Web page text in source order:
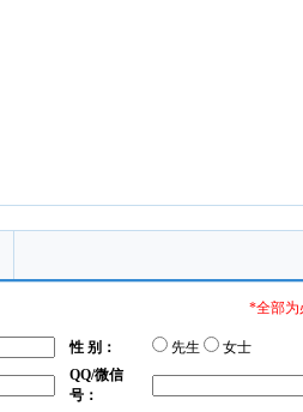
*全部为
性 别： 先生 女士
QQ/微信
号：